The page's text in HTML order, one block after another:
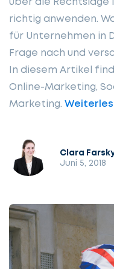
über die Rechtslage
richtig anwenden.
für Unternehmen in
Frage nach und
In diesem Artikel
Online-Marketing,
Marketing.
Clara
Juni 5, 2018